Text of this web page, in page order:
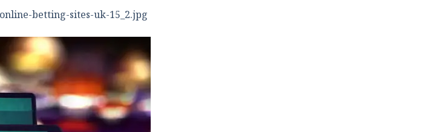
betting-sites-uk-15_2.jpg